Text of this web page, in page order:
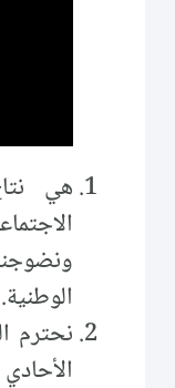
هي
الوطنية.
نحترم